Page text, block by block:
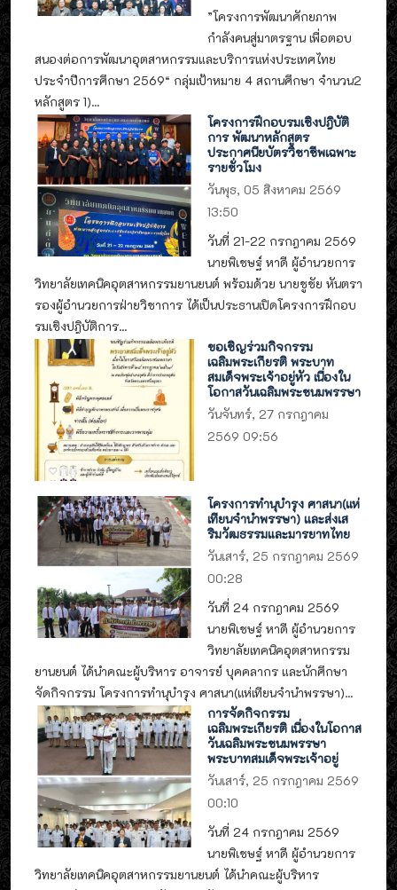
”โครงการพัฒนาศักยภาพ
กำลังคนสู่มาตรฐาน เพื่อตอบ
สนองต่อการพัฒนาอุตสาหกรรมและบริการแห่งประเทศไทย
ประจำปีการศึกษา 2569“ กลุ่มเป้าหมาย 4 สถานศึกษา จำนวน2
หลักสูตร 1)...
โครงการฝึกอบรมเชิงปฎิบัติ
การ พัฒนาหลักสูตร
ประกาศนียบัตรวิชาชีพเฉพาะ
รายชั่วโมง
วันพุธ, 05 สิงหาคม 2569
13:50
วันที่ 21-22 กรกฎาคม 2569
นายพิเชษฐ์ หาดี ผู้อำนวยการ
วิทยาลัยเทคนิคอุตสาหกรรมยานยนต์ พร้อมด้วย นายชูชัย หันตรา
รองผู้อำนวยการฝ่ายวิชาการ ได้เป็นประธานเปิดโครงการฝึกอบ
รมเชิงปฎิบัติการ...
ขอเชิญร่วมกิจกรรม
เฉลิมพระเกียรติ พระบาท
สมเด็จพระเจ้าอยู่หัว เนื่องใน
โอกาสวันเฉลิมพระชนมพรรษา
วันจันทร์, 27 กรกฎาคม
2569 09:56
โครงการทำนุบำรุง ศาสนา(แห่
เทียนจำนำพรรษา) และส่งเส
ริมวัฒธรรมและมารยาทไทย
วันเสาร์, 25 กรกฎาคม 2569
00:28
วันที่ 24 กรกฎาคม 2569
นายพิเชษฐ์ หาดี ผู้อำนวยการ
วิทยาลัยเทคนิคอุตสาหกรรม
ยานยนต์ ได้นำคณะผู้บริหาร อาจารย์ บุคคลากร และนักศึกษา
จัดกิจกรรม โครงการทำนุบำรุง ศาสนา(แห่เทียนจำนำพรรษา)...
การจัดกิจกรรม
เฉลิมพระเกียรติ เนื่องในโอกาส
วันเฉลิมพระชนมพรรษา
พระบาทสมเด็จพระเจ้าอยู่
วันเสาร์, 25 กรกฎาคม 2569
00:10
วันที่ 24 กรกฎาคม 2569
นายพิเชษฐ์ หาดี ผู้อำนวยการ
วิทยาลัยเทคนิคอุตสาหกรรมยานยนต์ ได้นำคณะผู้บริหาร